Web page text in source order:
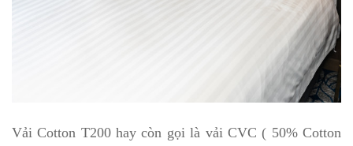
Vải Cotton T200 hay còn gọi là vải CVC ( 50% Cotton